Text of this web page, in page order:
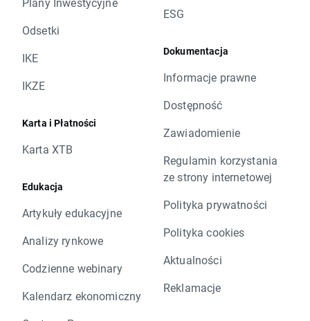
Odsetki
IKE
IKZE
Karta i Płatności
Karta XTB
Edukacja
Artykuły edukacyjne
Analizy rynkowe
Codzienne webinary
Kalendarz ekonomiczny
ESG
Dokumentacja
Informacje prawne
Dostępność
Zawiadomienie
Regulamin korzystania
ze strony internetowej
Polityka prywatności
Polityka cookies
Aktualności
Reklamacje